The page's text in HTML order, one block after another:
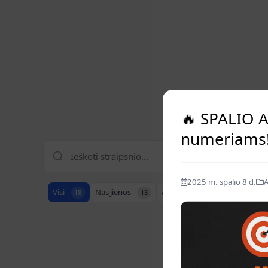
Visi 18 Naujienos 13 Akcijos
🔥 SPALIO
2025 m. spalio 8 d.